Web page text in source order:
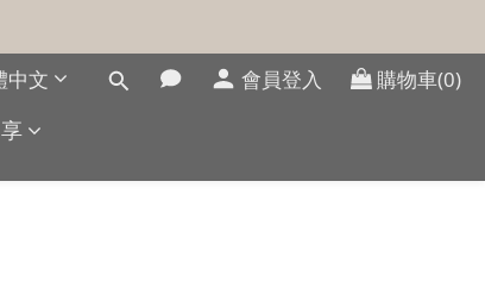
中文 會員登入 購物車(0)